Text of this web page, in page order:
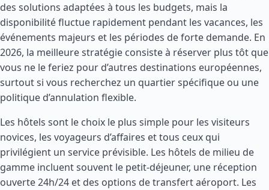
des solutions adaptées à tous les budgets, mais la
disponibilité fluctue rapidement pendant les vacances, les
événements majeurs et les périodes de forte demande. En
2026, la meilleure stratégie consiste à réserver plus tôt que
vous ne le feriez pour d’autres destinations européennes,
surtout si vous recherchez un quartier spécifique ou une
politique d’annulation flexible.
Les hôtels sont le choix le plus simple pour les visiteurs
novices, les voyageurs d’affaires et tous ceux qui
privilégient un service prévisible. Les hôtels de milieu de
gamme incluent souvent le petit-déjeuner, une réception
ouverte 24h/24 et des options de transfert aéroport. Les